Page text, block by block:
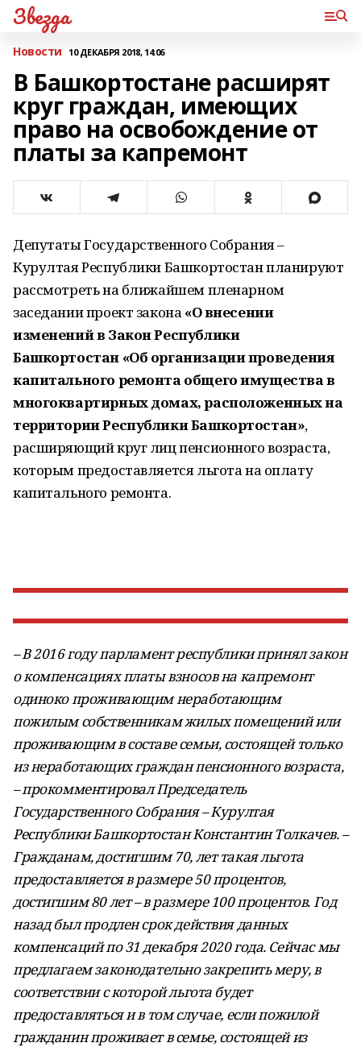
Звезда
Новости 10 ДЕКАБРЯ 2018, 14:06
В Башкортостане расширят
круг граждан, имеющих
право на освобождение от
платы за капремонт
Депутаты Государственного Собрания –
Курултая Республики Башкортостан планируют
рассмотреть на ближайшем пленарном
заседании проект закона «О внесении
изменений в Закон Республики
Башкортостан «Об организации проведения
капитального ремонта общего имущества в
многоквартирных домах, расположенных на
территории Республики Башкортостан»,
расширяющий круг лиц пенсионного возраста,
которым предоставляется льгота на оплату
капитального ремонта.
– В 2016 году парламент республики принял закон
о компенсациях платы взносов на капремонт
одиноко проживающим неработающим
пожилым собственникам жилых помещений или
проживающим в составе семьи, состоящей только
из неработающих граждан пенсионного возраста,
– прокомментировал Председатель
Государственного Собрания – Курултая
Республики Башкортостан Константин Толкачев. –
Гражданам, достигшим 70, лет такая льгота
предоставляется в размере 50 процентов,
достигшим 80 лет – в размере 100 процентов. Год
назад был продлен срок действия данных
компенсаций по 31 декабря 2020 года. Сейчас мы
предлагаем законодательно закрепить меру, в
соответствии с которой льгота будет
предоставляться и в том случае, если пожилой
гражданин проживает в семье, состоящей из